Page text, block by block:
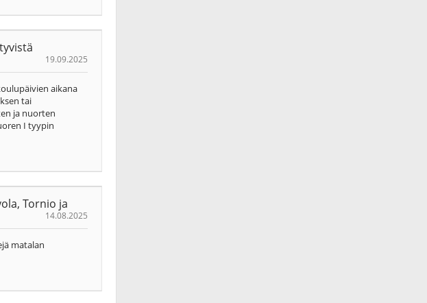
19.09.2025
aikana
tai
ja nuorten
I tyypin
Tornio ja
14.08.2025
matalan